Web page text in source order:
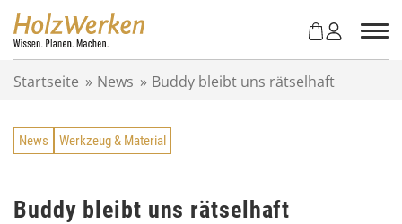
Startseite » News » Buddy bleibt uns rätselhaft
News Werkzeug & Material
Buddy bleibt uns rätselhaft